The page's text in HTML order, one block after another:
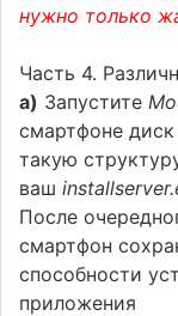
нужно только
Часть 4.
а) Запустите
смартфоне диск
такую
ваш
После
смартфон
способности
приложения